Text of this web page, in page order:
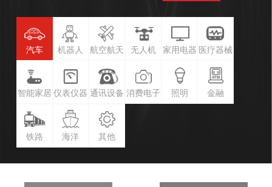
汽车 机器人 航空航天 无人机 家用电器 医疗器械
智能家居 仪表仪器 通讯设备 消费电子 照明 金融
铁路 海洋 其他